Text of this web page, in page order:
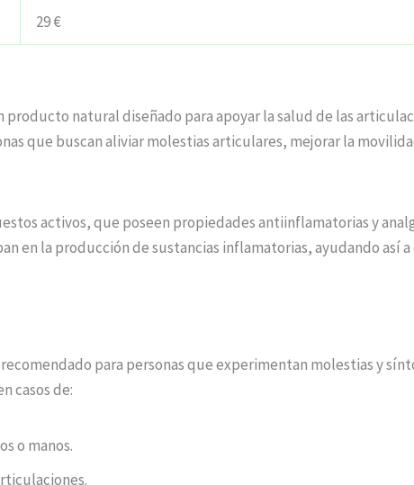
29 €
natural diseñado para apoyar la salud de las
que buscan aliviar molestias articulares, mejorar la
activos, que poseen propiedades antiinflamatorias y
en la producción de sustancias inflamatorias, ayudando así
para personas que experimentan molestias y
casos de:
o manos.